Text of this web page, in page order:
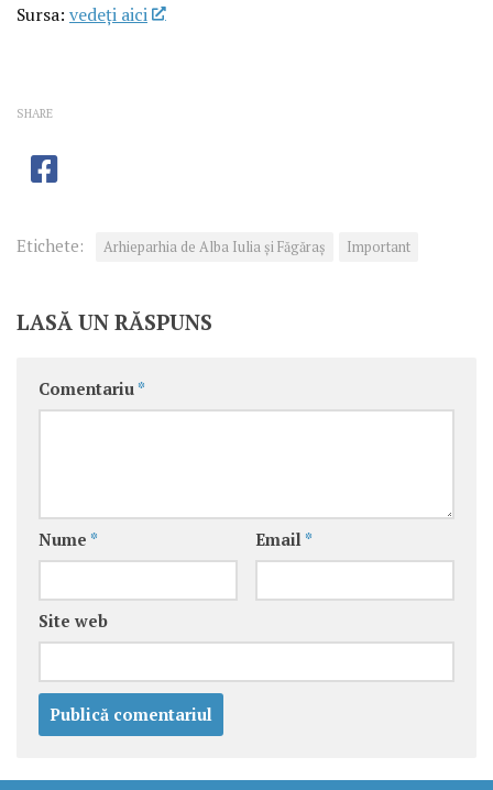
Sursa: vedeţi aici
SHARE
Etichete: Arhieparhia de Alba Iulia și Făgăraș Important
LASĂ UN RĂSPUNS
Comentariu *
Nume * Email *
Site web